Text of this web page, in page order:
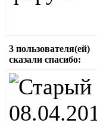
3 пользователя(ей)
сказали cпасибо: